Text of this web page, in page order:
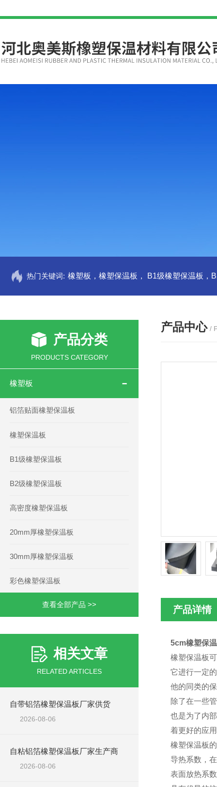
热门关键词:
产品分类
PRODUCTS CATEGORY
橡塑板
铝箔贴面橡塑保温板
橡塑保温板
B1级橡塑保温板
B2级橡塑保温板
高密度橡塑保温板
20mm厚橡塑保温板
30mm厚橡塑保温板
彩色橡塑保温板
查看全部产品 >>
相关文章
RELATED ARTICLES
自带铝箔橡塑保温板厂家供货
2026-08-06
自粘铝箔橡塑保温板厂家生产商
2026-08-06
产品中心 /
产品详情
5cm橡塑保
橡塑保温板
它进行一定
他的同类的
除了在一些
也是为了内
着更好的应
橡塑保温板
导热系数，
表面放热系